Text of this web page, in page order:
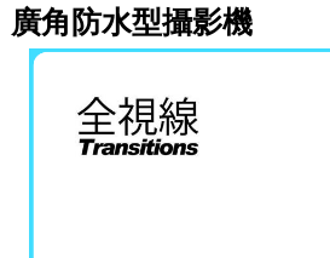
廣角防水型攝影機